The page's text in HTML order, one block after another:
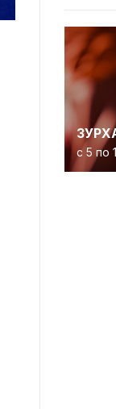
с 5 по